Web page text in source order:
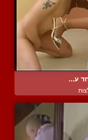
ע...